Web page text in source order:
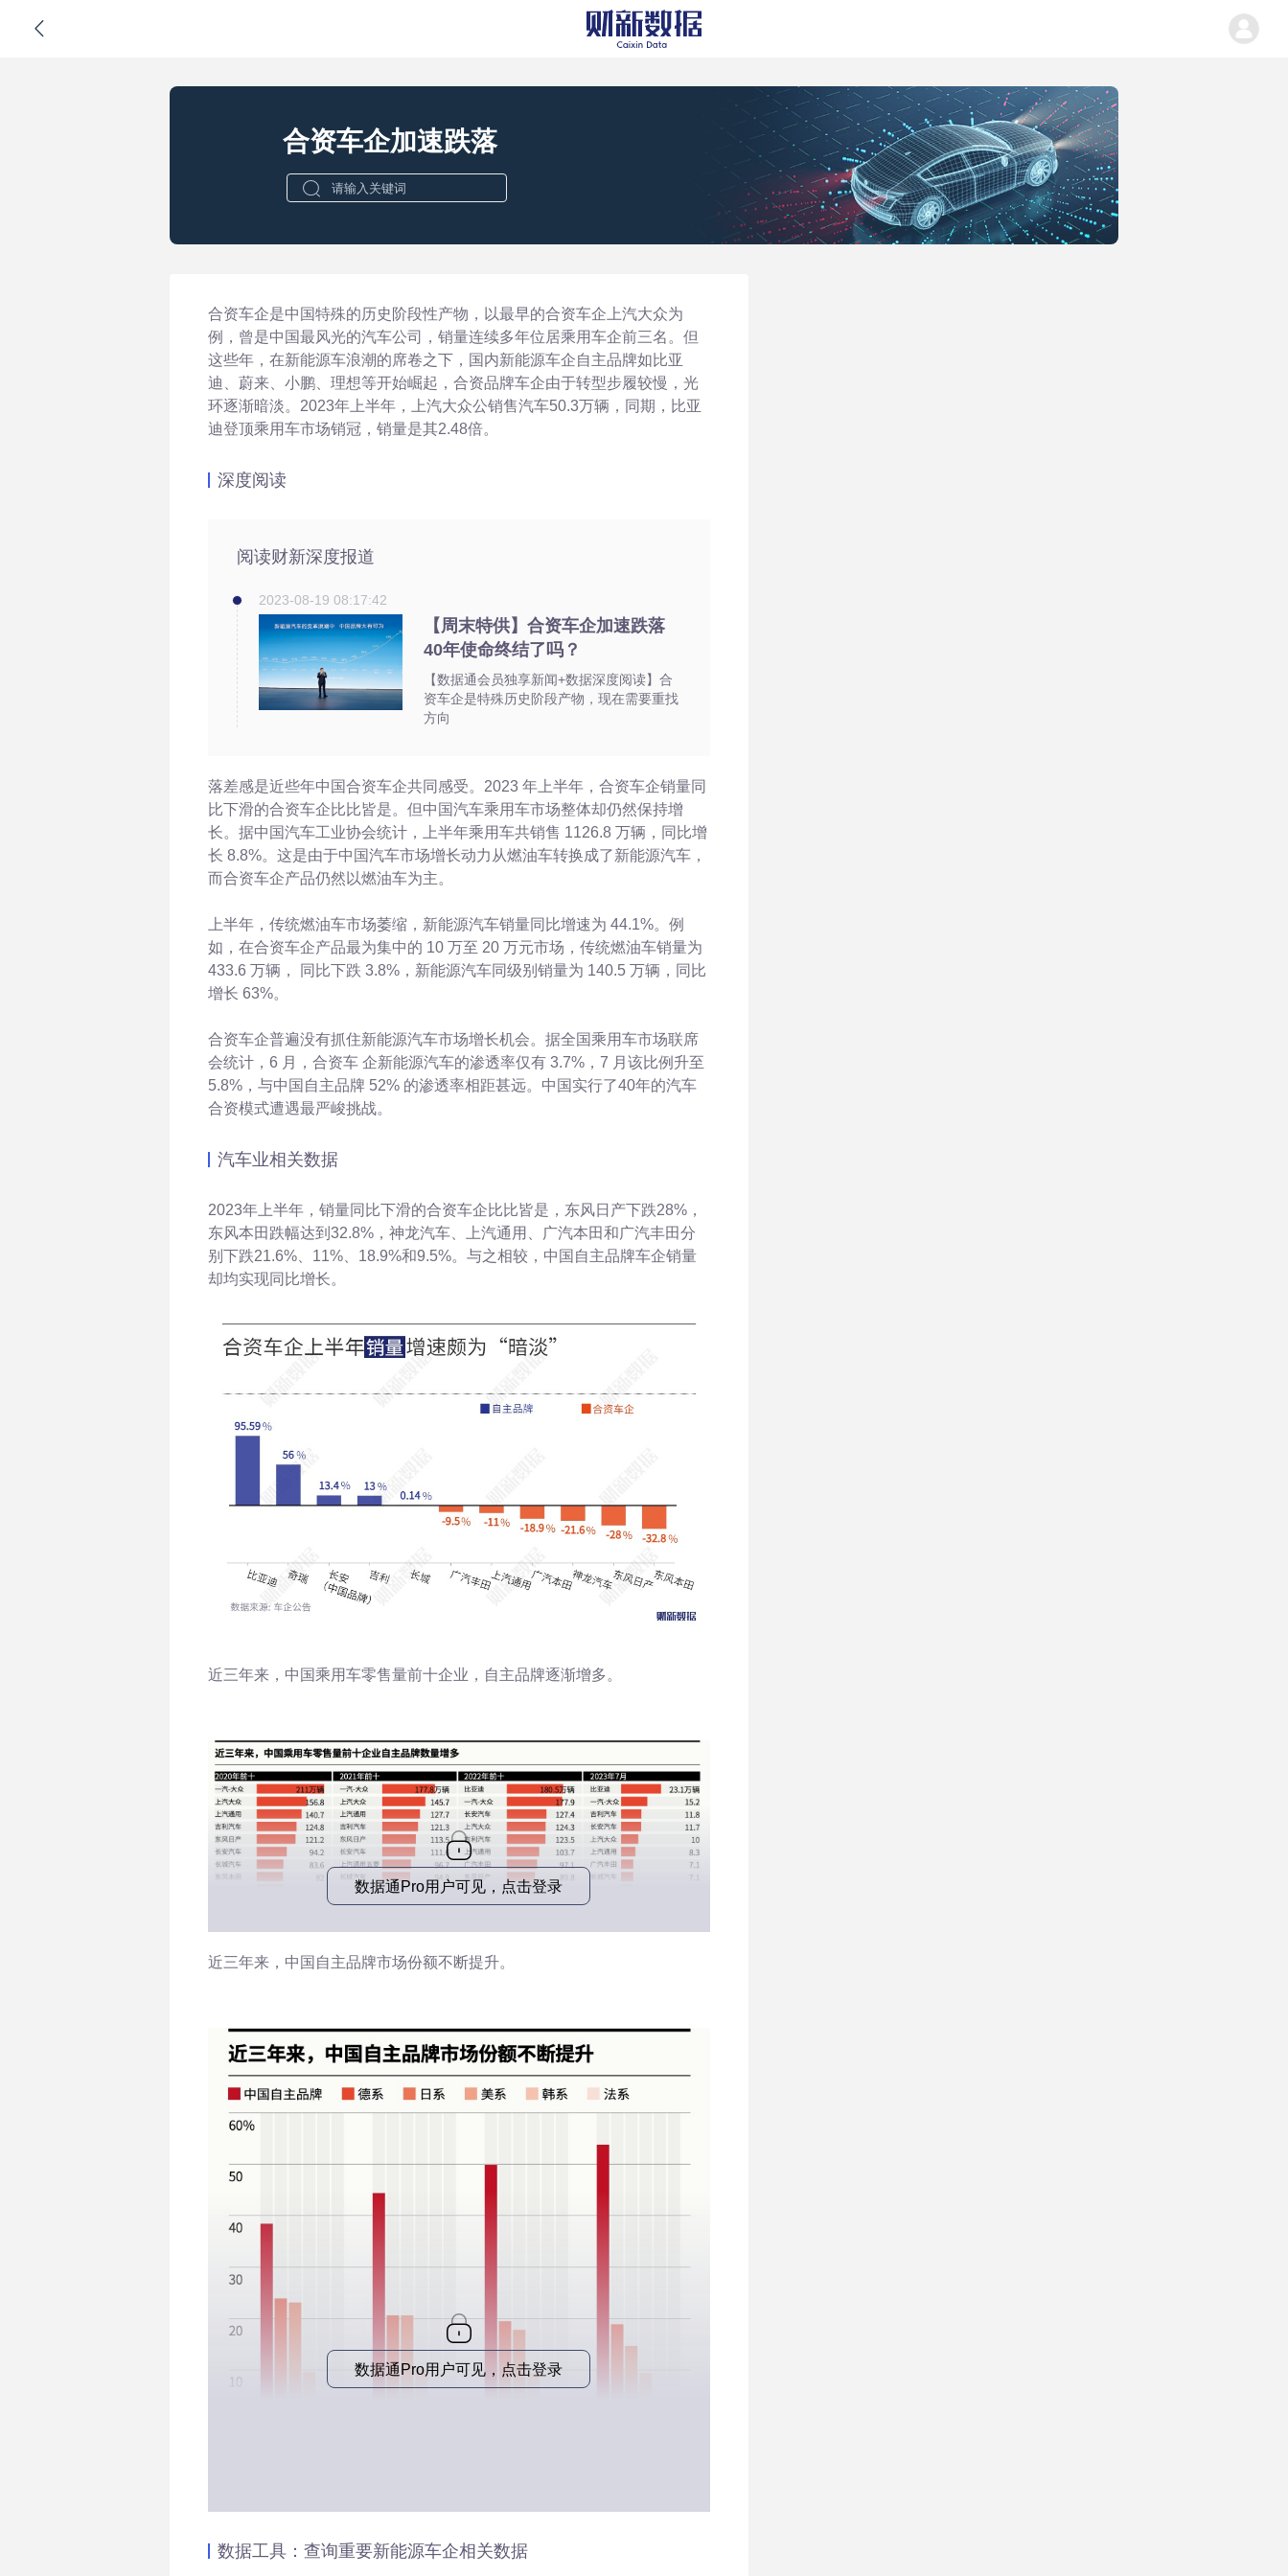
合资车企加速跌落
合资车企是中国特殊的历史阶段性产物，以最早的合资车企上汽大众为
例，曾是中国最风光的汽车公司，销量连续多年位居乘用车企前三名。但
这些年，在新能源车浪潮的席卷之下，国内新能源车企自主品牌如比亚
迪、蔚来、小鹏、理想等开始崛起，合资品牌车企由于转型步履较慢，光
环逐渐暗淡。2023年上半年，上汽大众公销售汽车50.3万辆，同期，比亚
迪登顶乘用车市场销冠，销量是其2.48倍。
深度阅读
阅读财新深度报道
2023-08-19 08:17:42
【周末特供】合资车企加速跌落
40年使命终结了吗？
【数据通会员独享新闻+数据深度阅读】合
资车企是特殊历史阶段产物，现在需要重找
方向
落差感是近些年中国合资车企共同感受。2023 年上半年，合资车企销量同
比下滑的合资车企比比皆是。但中国汽车乘用车市场整体却仍然保持增
长。据中国汽车工业协会统计，上半年乘用车共销售 1126.8 万辆，同比增
长 8.8%。这是由于中国汽车市场增长动力从燃油车转换成了新能源汽车，
而合资车企产品仍然以燃油车为主。
上半年，传统燃油车市场萎缩，新能源汽车销量同比增速为 44.1%。例
如，在合资车企产品最为集中的 10 万至 20 万元市场，传统燃油车销量为
433.6 万辆， 同比下跌 3.8%，新能源汽车同级别销量为 140.5 万辆，同比
增长 63%。
合资车企普遍没有抓住新能源汽车市场增长机会。据全国乘用车市场联席
会统计，6 月，合资车 企新能源汽车的渗透率仅有 3.7%，7 月该比例升至
5.8%，与中国自主品牌 52% 的渗透率相距甚远。中国实行了40年的汽车
合资模式遭遇最严峻挑战。
汽车业相关数据
2023年上半年，销量同比下滑的合资车企比比皆是，东风日产下跌28%，
东风本田跌幅达到32.8%，神龙汽车、上汽通用、广汽本田和广汽丰田分
别下跌21.6%、11%、18.9%和9.5%。与之相较，中国自主品牌车企销量
却均实现同比增长。
近三年来，中国乘用车零售量前十企业，自主品牌逐渐增多。
数据通Pro用户可见，点击登录
近三年来，中国自主品牌市场份额不断提升。
数据通Pro用户可见，点击登录
数据工具：查询重要新能源车企相关数据